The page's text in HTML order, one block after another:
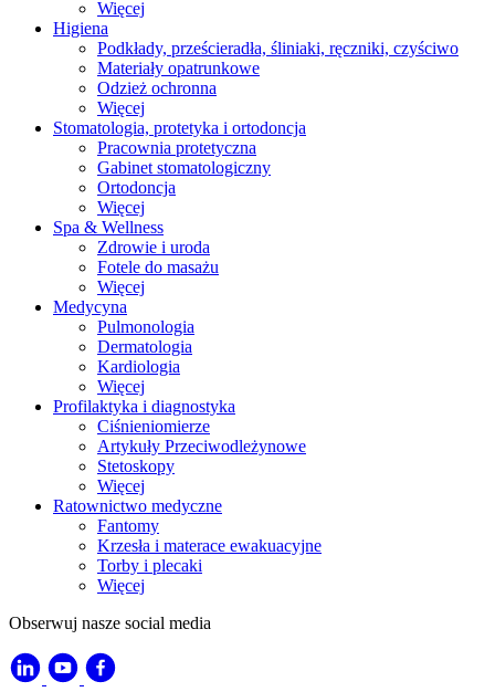
Więcej
Higiena
Podkłady, prześcieradła, śliniaki, ręczniki, czyściwo
Materiały opatrunkowe
Odzież ochronna
Więcej
Stomatologia, protetyka i ortodoncja
Pracownia protetyczna
Gabinet stomatologiczny
Ortodoncja
Więcej
Spa & Wellness
Zdrowie i uroda
Fotele do masażu
Więcej
Medycyna
Pulmonologia
Dermatologia
Kardiologia
Więcej
Profilaktyka i diagnostyka
Ciśnieniomierze
Artykuły Przeciwodleżynowe
Stetoskopy
Więcej
Ratownictwo medyczne
Fantomy
Krzesła i materace ewakuacyjne
Torby i plecaki
Więcej
Obserwuj nasze social media